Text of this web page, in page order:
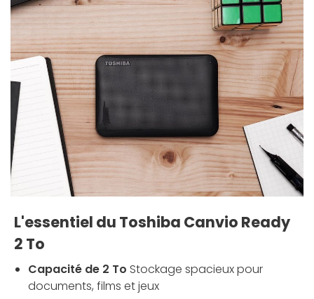
L'essentiel du Toshiba Canvio Ready
2 To
Capacité de 2 To Stockage spacieux pour
documents, films et jeux